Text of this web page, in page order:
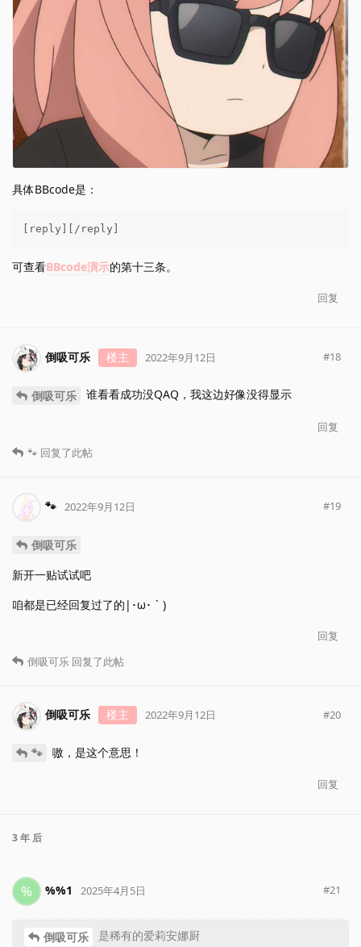
具体BBcode是：
[reply][/reply]
可查看BBcode演示的第十三条。
回复
倒吸可乐 楼主 2022年9月12日 #18
倒吸可乐 谁看看成功没QAQ，我这边好像没得显示
回复
🐾 回复了此帖
🐾 2022年9月12日 #19
倒吸可乐
新开一贴试试吧
咱都是已经回复过了的|･ω･｀)
回复
倒吸可乐 回复了此帖
倒吸可乐 楼主 2022年9月12日 #20
🐾 嗷，是这个意思！
回复
3 年 后
% %%1 2025年4月5日 #21
倒吸可乐 是稀有的爱莉安娜厨